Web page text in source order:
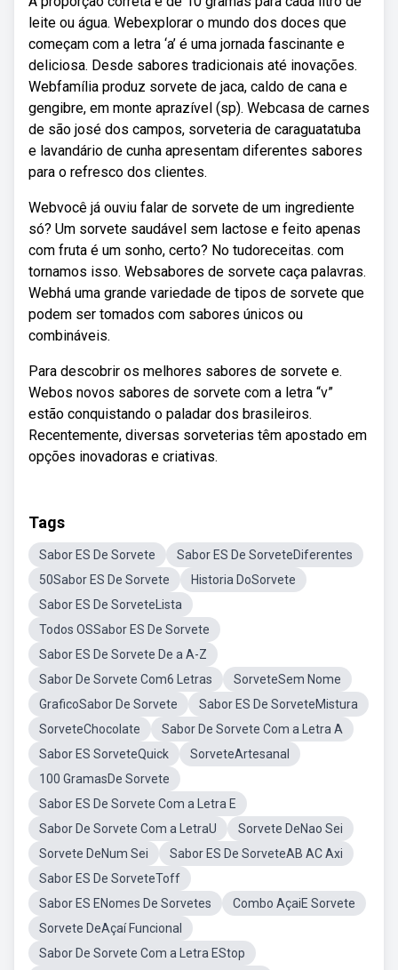
leite ou água. Webexplorar o mundo dos doces que
começam com a letra ‘a’ é uma jornada fascinante e
deliciosa. Desde sabores tradicionais até inovações.
Webfamília produz sorvete de jaca, caldo de cana e
gengibre, em monte aprazível (sp). Webcasa de carnes
de são josé dos campos, sorveteria de caraguatatuba
e lavandário de cunha apresentam diferentes sabores
para o refresco dos clientes.
Webvocê já ouviu falar de sorvete de um ingrediente
só? Um sorvete saudável sem lactose e feito apenas
com fruta é um sonho, certo? No tudoreceitas. com
tornamos isso. Websabores de sorvete caça palavras.
Webhá uma grande variedade de tipos de sorvete que
podem ser tomados com sabores únicos ou
combináveis.
Para descobrir os melhores sabores de sorvete e.
Webos novos sabores de sorvete com a letra “v”
estão conquistando o paladar dos brasileiros.
Recentemente, diversas sorveterias têm apostado em
opções inovadoras e criativas.
Tags
Sabor ES De Sorvete
Sabor ES De SorveteDiferentes
50Sabor ES De Sorvete
Historia DoSorvete
Sabor ES De SorveteLista
Todos OSSabor ES De Sorvete
Sabor ES De Sorvete De a A-Z
Sabor De Sorvete Com6 Letras
SorveteSem Nome
GraficoSabor De Sorvete
Sabor ES De SorveteMistura
SorveteChocolate
Sabor De Sorvete Com a Letra A
Sabor ES SorveteQuick
SorveteArtesanal
100 GramasDe Sorvete
Sabor ES De Sorvete Com a Letra E
Sabor De Sorvete Com a LetraU
Sorvete DeNao Sei
Sorvete DeNum Sei
Sabor ES De SorveteAB AC Axi
Sabor ES De SorveteToff
Sabor ES ENomes De Sorvetes
Combo AçaiE Sorvete
Sorvete DeAçaí Funcional
Sabor De Sorvete Com a Letra EStop